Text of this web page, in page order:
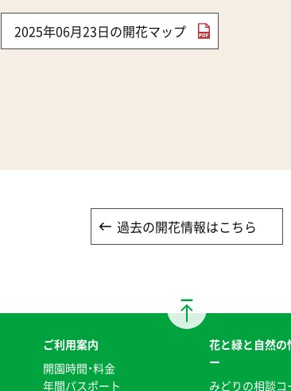
2025年06月23日の開花マップ
過去の開花情報はこちら
ご利用案内
開園時間・料金
年間パスポート
花と緑と自然の
ー
みどりの相談コ